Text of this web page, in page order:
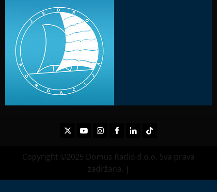
TwitterYoutubeInstagramFacebook
LinkedInTikTok
Copyright ©2025 Domus Radio d.o.o. Sva prava
zadržana. |